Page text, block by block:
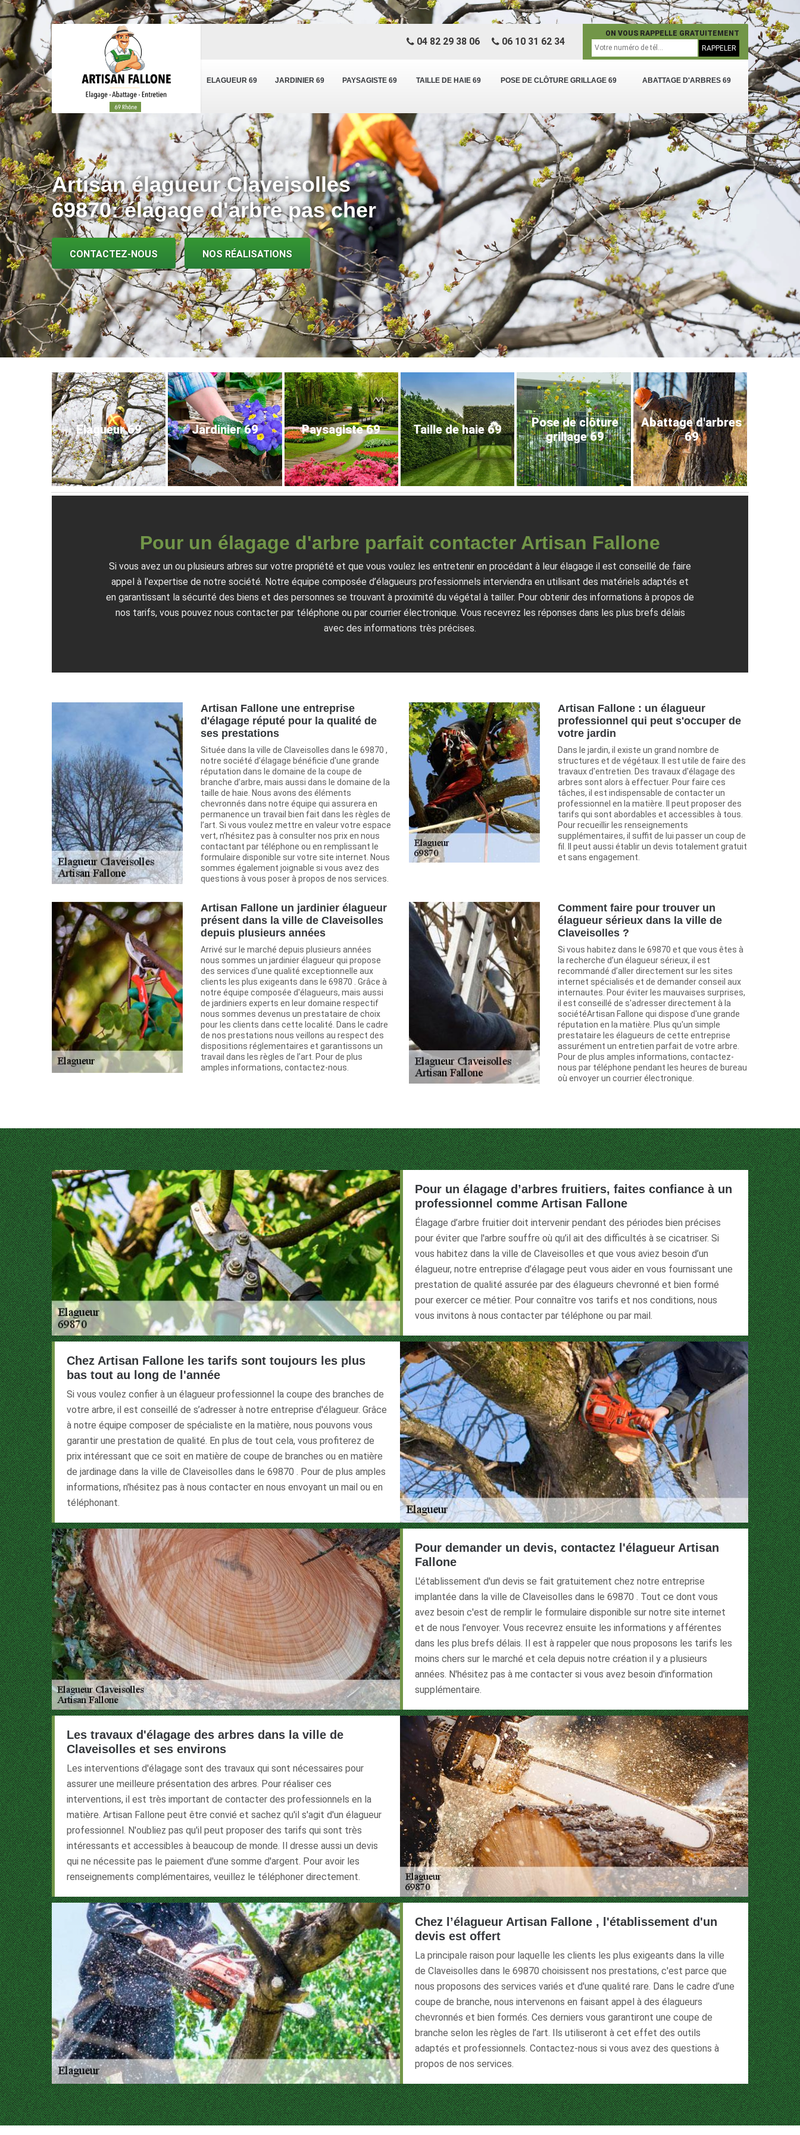
ELAGUEUR 69 JARDINIER 69 PAYSAGISTE 69 TAILLE DE HAIE 69 POSE DE CLÔTURE GRILLAGE 69 ABATTAGE D'ARBRES 69
04 82 29 38 06 06 10 31 62 34
ON VOUS RAPPELLE GRATUITEMENT
Artisan élagueur Claveisolles
69870: élagage d'arbre pas cher
CONTACTEZ-NOUS NOS RÉALISATIONS
Elagueur 69 Jardinier 69 Paysagiste 69 Taille de haie 69
Pose de clôture
grillage 69
Abattage d'arbres
69
Pour un élagage d'arbre parfait contacter Artisan Fallone
Si vous avez un ou plusieurs arbres sur votre propriété et que vous voulez les entretenir en procédant à leur élagage il est conseillé de faire
appel à l'expertise de notre société. Notre équipe composée d’élagueurs professionnels interviendra en utilisant des matériels adaptés et
en garantissant la sécurité des biens et des personnes se trouvant à proximité du végétal à tailler. Pour obtenir des informations à propos de
nos tarifs, vous pouvez nous contacter par téléphone ou par courrier électronique. Vous recevrez les réponses dans les plus brefs délais
avec des informations très précises.
Artisan Fallone une entreprise
d'élagage réputé pour la qualité de
ses prestations
Située dans la ville de Claveisolles dans le 69870 ,
notre société d’élagage bénéficie d'une grande
réputation dans le domaine de la coupe de
branche d’arbre, mais aussi dans le domaine de la
taille de haie. Nous avons des éléments
chevronnés dans notre équipe qui assurera en
permanence un travail bien fait dans les règles de
l’art. Si vous voulez mettre en valeur votre espace
vert, n’hésitez pas à consulter nos prix en nous
contactant par téléphone ou en remplissant le
formulaire disponible sur votre site internet. Nous
sommes également joignable si vous avez des
questions à vous poser à propos de nos services.
Artisan Fallone : un élagueur
professionnel qui peut s'occuper de
votre jardin
Dans le jardin, il existe un grand nombre de
structures et de végétaux. Il est utile de faire des
travaux d'entretien. Des travaux d'élagage des
arbres sont alors à effectuer. Pour faire ces
tâches, il est indispensable de contacter un
professionnel en la matière. Il peut proposer des
tarifs qui sont abordables et accessibles à tous.
Pour recueillir les renseignements
supplémentaires, il suffit de lui passer un coup de
fil. Il peut aussi établir un devis totalement gratuit
et sans engagement.
Artisan Fallone un jardinier élagueur
présent dans la ville de Claveisolles
depuis plusieurs années
Arrivé sur le marché depuis plusieurs années
nous sommes un jardinier élagueur qui propose
des services d'une qualité exceptionnelle aux
clients les plus exigeants dans le 69870 . Grâce à
notre équipe composée d'élagueurs, mais aussi
de jardiniers experts en leur domaine respectif
nous sommes devenus un prestataire de choix
pour les clients dans cette localité. Dans le cadre
de nos prestations nous veillons au respect des
dispositions réglementaires et garantissons un
travail dans les règles de l’art. Pour de plus
amples informations, contactez-nous.
Comment faire pour trouver un
élagueur sérieux dans la ville de
Claveisolles ?
Si vous habitez dans le 69870 et que vous êtes à
la recherche d’un élagueur sérieux, il est
recommandé d’aller directement sur les sites
internet spécialisés et de demander conseil aux
internautes. Pour éviter les mauvaises surprises,
il est conseillé de s'adresser directement à la
sociétéArtisan Fallone qui dispose d'une grande
réputation en la matière. Plus qu'un simple
prestataire les élagueurs de cette entreprise
assurément un entretien parfait de votre arbre.
Pour de plus amples informations, contactez-
nous par téléphone pendant les heures de bureau
où envoyer un courrier électronique.
Pour un élagage d’arbres fruitiers, faites confiance à un
professionnel comme Artisan Fallone
Élagage d’arbre fruitier doit intervenir pendant des périodes bien précises
pour éviter que l'arbre souffre où qu’il ait des difficultés à se cicatriser. Si
vous habitez dans la ville de Claveisolles et que vous aviez besoin d’un
élagueur, notre entreprise d’élagage peut vous aider en vous fournissant une
prestation de qualité assurée par des élagueurs chevronné et bien formé
pour exercer ce métier. Pour connaître vos tarifs et nos conditions, nous
vous invitons à nous contacter par téléphone ou par mail.
Chez Artisan Fallone les tarifs sont toujours les plus
bas tout au long de l'année
Si vous voulez confier à un élagueur professionnel la coupe des branches de
votre arbre, il est conseillé de s’adresser à notre entreprise d'élagueur. Grâce
à notre équipe composer de spécialiste en la matière, nous pouvons vous
garantir une prestation de qualité. En plus de tout cela, vous profiterez de
prix intéressant que ce soit en matière de coupe de branches ou en matière
de jardinage dans la ville de Claveisolles dans le 69870 . Pour de plus amples
informations, n'hésitez pas à nous contacter en nous envoyant un mail ou en
téléphonant.
Pour demander un devis, contactez l'élagueur Artisan
Fallone
L'établissement d'un devis se fait gratuitement chez notre entreprise
implantée dans la ville de Claveisolles dans le 69870 . Tout ce dont vous
avez besoin c'est de remplir le formulaire disponible sur notre site internet
et de nous l’envoyer. Vous recevrez ensuite les informations y afférentes
dans les plus brefs délais. Il est à rappeler que nous proposons les tarifs les
moins chers sur le marché et cela depuis notre création il y a plusieurs
années. N'hésitez pas à me contacter si vous avez besoin d'information
supplémentaire.
Les travaux d'élagage des arbres dans la ville de
Claveisolles et ses environs
Les interventions d'élagage sont des travaux qui sont nécessaires pour
assurer une meilleure présentation des arbres. Pour réaliser ces
interventions, il est très important de contacter des professionnels en la
matière. Artisan Fallone peut être convié et sachez qu'il s'agit d'un élagueur
professionnel. N'oubliez pas qu'il peut proposer des tarifs qui sont très
intéressants et accessibles à beaucoup de monde. Il dresse aussi un devis
qui ne nécessite pas le paiement d'une somme d'argent. Pour avoir les
renseignements complémentaires, veuillez le téléphoner directement.
Chez l’élagueur Artisan Fallone , l'établissement d'un
devis est offert
La principale raison pour laquelle les clients les plus exigeants dans la ville
de Claveisolles dans le 69870 choisissent nos prestations, c'est parce que
nous proposons des services variés et d'une qualité rare. Dans le cadre d’une
coupe de branche, nous intervenons en faisant appel à des élagueurs
chevronnés et bien formés. Ces derniers vous garantiront une coupe de
branche selon les règles de l’art. Ils utiliseront à cet effet des outils
adaptés et professionnels. Contactez-nous si vous avez des questions à
propos de nos services.